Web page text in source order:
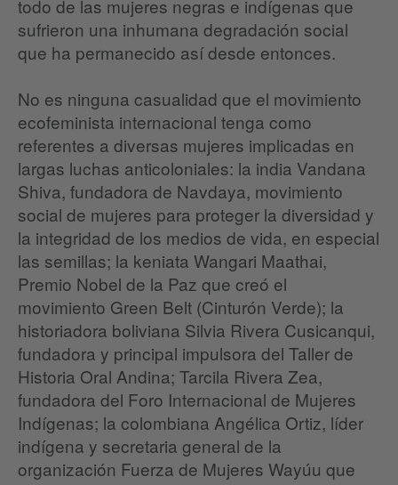
todo de las mujeres negras e indígenas que
sufrieron una inhumana degradación social
que ha permanecido así desde entonces.
No es ninguna casualidad que el movimiento
ecofeminista internacional tenga como
referentes a diversas mujeres implicadas en
largas luchas anticoloniales: la india Vandana
Shiva, fundadora de Navdaya, movimiento
social de mujeres para proteger la diversidad y
la integridad de los medios de vida, en especial
las semillas; la keniata Wangari Maathai,
Premio Nobel de la Paz que creó el
movimiento Green Belt (Cinturón Verde); la
historiadora boliviana Silvia Rivera Cusicanqui,
fundadora y principal impulsora del Taller de
Historia Oral Andina; Tarcila Rivera Zea,
fundadora del Foro Internacional de Mujeres
Indígenas; la colombiana Angélica Ortiz, líder
indígena y secretaria general de la
organización Fuerza de Mujeres Wayúu que